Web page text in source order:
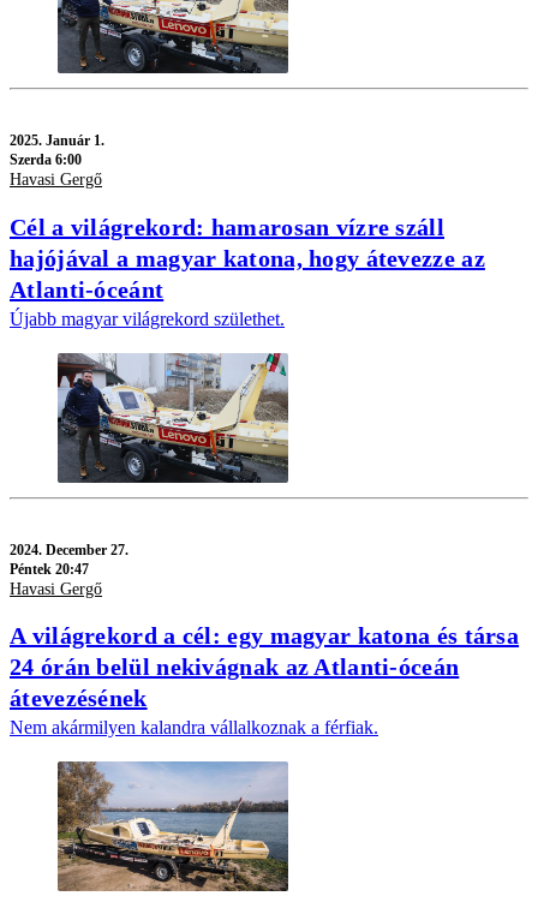
2025. Január 1.
Szerda 6:00
Havasi Gergő
Cél a világrekord: hamarosan vízre száll
hajójával a magyar katona, hogy átevezze az
Atlanti-óceánt
Újabb magyar világrekord születhet.
2024. December 27.
Péntek 20:47
Havasi Gergő
A világrekord a cél: egy magyar katona és társa
24 órán belül nekivágnak az Atlanti-óceán
átevezésének
Nem akármilyen kalandra vállalkoznak a férfiak.